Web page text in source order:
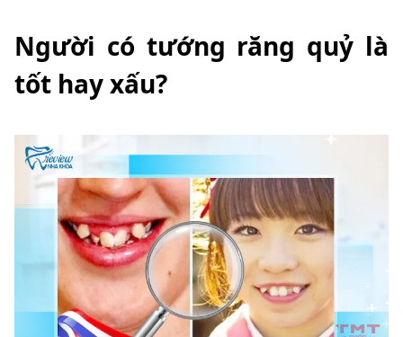
Người có tướng răng quỷ là
tốt hay xấu?